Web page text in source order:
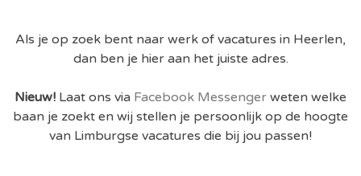
Als je op zoek bent naar werk of vacatures in Heerlen,
dan ben je hier aan het juiste adres.
Nieuw! Laat ons via Facebook Messenger weten welke
baan je zoekt en wij stellen je persoonlijk op de hoogte
van Limburgse vacatures die bij jou passen!